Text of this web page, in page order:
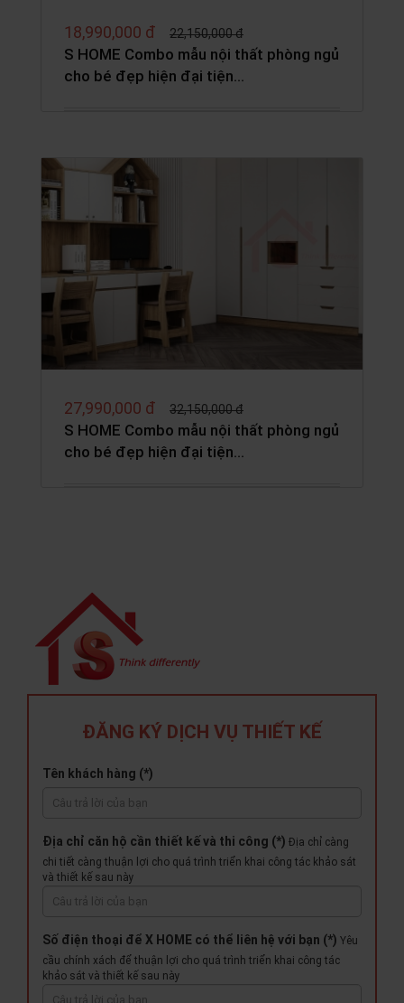
18,990,000 đ 22,150,000 đ
S HOME Combo mẫu nội thất phòng ngủ
cho bé đẹp hiện đại tiện…
27,990,000 đ 32,150,000 đ
S HOME Combo mẫu nội thất phòng ngủ
cho bé đẹp hiện đại tiện…
ĐĂNG KÝ DỊCH VỤ THIẾT KẾ
Tên khách hàng (*)
Địa chỉ căn hộ cần thiết kế và thi công (*) Địa chỉ càng
chi tiết càng thuận lợi cho quá trình triển khai công tác khảo sát
và thiết kế sau này
Số điện thoại để X HOME có thể liên hệ với bạn (*) Yêu
cầu chính xách để thuận lợi cho quá trình triển khai công tác
khảo sát và thiết kế sau này